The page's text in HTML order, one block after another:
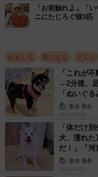
あまりにもボリューミーなマン
さん）
「お前触れよ」「
ニにたじろぐ猫3匹
おもしろ 気になる グルメ
「これが
→2分後、
「ぬいぐる
梨木 香奈
2026.08.09
「体だけ
犬、濡れ
だ！」「河
梨木 香奈
2026.08.09